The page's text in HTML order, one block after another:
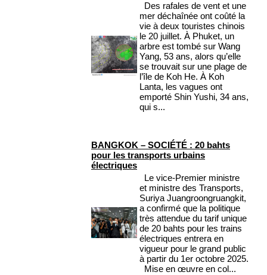
Des rafales de vent et une
mer déchaînée ont coûté la
vie à deux touristes chinois
le 20 juillet. À Phuket, un
arbre est tombé sur Wang
Yang, 53 ans, alors qu’elle
se trouvait sur une plage de
l’île de Koh He. À Koh
Lanta, les vagues ont
emporté Shin Yushi, 34 ans,
qui s...
BANGKOK – SOCIÉTÉ : 20 bahts
pour les transports urbains
électriques
Le vice-Premier ministre
et ministre des Transports,
Suriya Juangroongruangkit,
a confirmé que la politique
très attendue du tarif unique
de 20 bahts pour les trains
électriques entrera en
vigueur pour le grand public
à partir du 1er octobre 2025.
Mise en œuvre en col...